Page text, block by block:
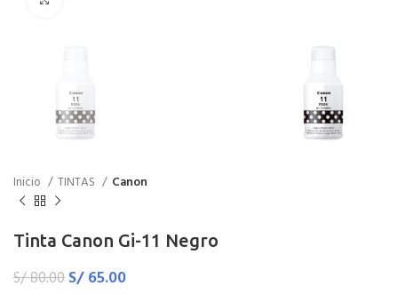
Inicio TINTAS Canon
Tinta Canon Gi-11 Negro
S/80.00S/65.00